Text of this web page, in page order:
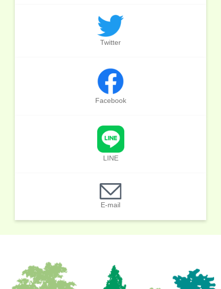
Twitter
Facebook
LINE
E-mail